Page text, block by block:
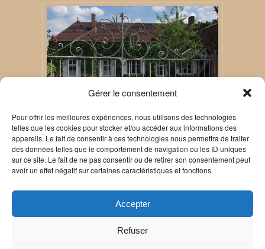
Gérer le consentement
Pour offrir les meilleures expériences, nous utilisons des technologies
telles que les cookies pour stocker et/ou accéder aux informations des
appareils. Le fait de consentir à ces technologies nous permettra de traiter
des données telles que le comportement de navigation ou les ID uniques
sur ce site. Le fait de ne pas consentir ou de retirer son consentement peut
avoir un effet négatif sur certaines caractéristiques et fonctions.
Accepter
Refuser
à Epineuil le Fleuriel, où le père d'Alain Fournier
était instituteur.
. Mettez-le en favori avec son
permalien.